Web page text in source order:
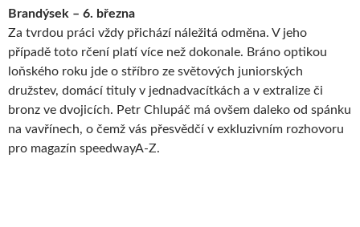
Brandýsek – 6. března
Za tvrdou práci vždy přichází náležitá odměna. V jeho
případě toto rčení platí více než dokonale. Bráno optikou
loňského roku jde o stříbro ze světových juniorských
družstev, domácí tituly v jednadvacítkách a v extralize či
bronz ve dvojicích. Petr Chlupáč má ovšem daleko od spánku
na vavřínech, o čemž vás přesvědčí v exkluzivním rozhovoru
pro magazín speedwayA-Z.